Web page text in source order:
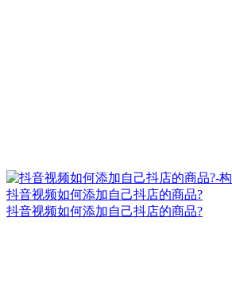
抖音视频如何添加自己抖店的商品?
抖音视频如何添加自己抖店的商品?